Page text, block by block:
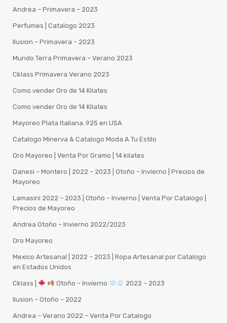
Andrea – Primavera – 2023
Perfumes | Catalogo 2023
Ilusion – Primavera – 2023
Mundo Terra Primavera – Verano 2023
Cklass Primavera Verano 2023
Como vender Oro de 14 Kilates
Como vender Oro de 14 Kilates
Mayoreo Plata Italiana .925 en USA
Catalogo Minerva & Catalogo Moda A Tu Estilo
Oro Mayoreo | Venta Por Gramo | 14 kilates
Danesi – Montero | 2022 – 2023 | Otoño – Invierno | Precios de
Mayoreo
Lamasini 2022 – 2023 | Otoño – Invierno | Venta Por Catalogo |
Precios de Mayoreo
Andrea Otoño – Invierno 2022/2023
Oro Mayoreo
Mexico Artesanal | 2022 – 2023 | Ropa Artesanal por Catalogo
en Estados Unidos
Cklass | Otoño – Invierno 2022 – 2023
Ilusion – Otoño – 2022
Andrea – Verano 2022 – Venta Por Catalogo